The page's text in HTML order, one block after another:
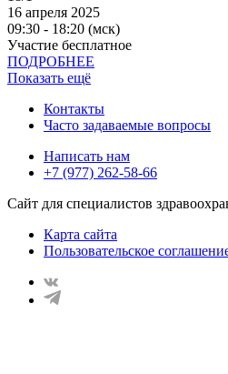
16 апреля 2025
09:30 - 18:20 (мск)
Участие бесплатное
ПОДРОБНЕЕ
Показать ещё
Контакты
Часто задаваемые вопросы
Написать нам
+7 (977) 262-58-66
Сайт для специалистов
Карта сайта
Пользовательское